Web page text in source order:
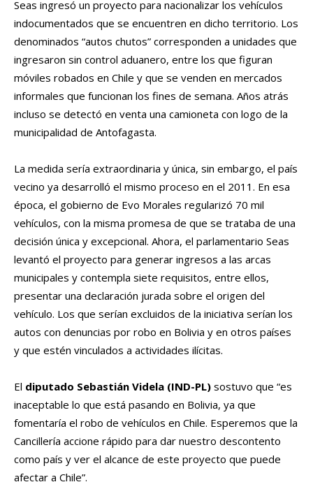
Seas ingresó un proyecto para nacionalizar los vehículos
indocumentados que se encuentren en dicho territorio. Los
denominados “autos chutos” corresponden a unidades que
ingresaron sin control aduanero, entre los que figuran
móviles robados en Chile y que se venden en mercados
informales que funcionan los fines de semana. Años atrás
incluso se detectó en venta una camioneta con logo de la
municipalidad de Antofagasta.
La medida sería extraordinaria y única, sin embargo, el país
vecino ya desarrolló el mismo proceso en el 2011. En esa
época, el gobierno de Evo Morales regularizó 70 mil
vehículos, con la misma promesa de que se trataba de una
decisión única y excepcional. Ahora, el parlamentario Seas
levantó el proyecto para generar ingresos a las arcas
municipales y contempla siete requisitos, entre ellos,
presentar una declaración jurada sobre el origen del
vehículo. Los que serían excluidos de la iniciativa serían los
autos con denuncias por robo en Bolivia y en otros países
y que estén vinculados a actividades ilícitas.
El diputado Sebastián Videla (IND-PL) sostuvo que “es
inaceptable lo que está pasando en Bolivia, ya que
fomentaría el robo de vehículos en Chile. Esperemos que la
Cancillería accione rápido para dar nuestro descontento
como país y ver el alcance de este proyecto que puede
afectar a Chile”.